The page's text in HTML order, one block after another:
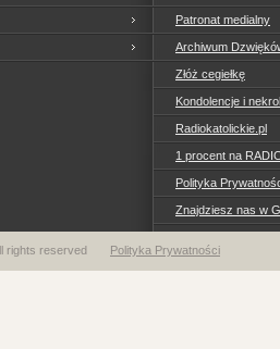
Patronat medialny
Archiwum
Złóż cegiełkę
Kondolencje i
Radiokatolickie.pl
1 procent na
Polityka
Znajdziesz nas w
rights reserved Polityka Prywatności